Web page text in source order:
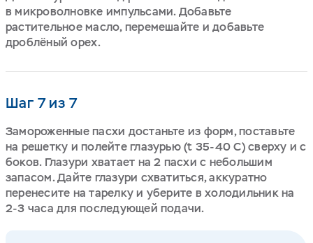
в микроволновке импульсами. Добавьте
растительное масло, перемешайте и добавьте
дроблёный орех.
Шаг 7 из 7
Замороженные пасхи достаньте из форм, поставьте
на решетку и полейте глазурью (t 35-40 С) сверху и с
боков. Глазури хватает на 2 пасхи с небольшим
запасом. Дайте глазури схватиться, аккуратно
перенесите на тарелку и уберите в холодильник на
2-3 часа для последующей подачи.